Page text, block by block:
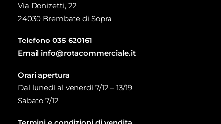
Via Donizetti, 22
24030 Brembate di Sopra
Telefono 035 620161
Email info@rotacommerciale.it
Orari apertura
Dal lunedì al venerdì 7/12 – 13/19
Sabato 7/12